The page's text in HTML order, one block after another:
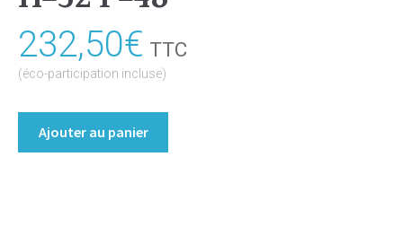
232,50€ TTC
(éco-participation incluse)
Ajouter au panier